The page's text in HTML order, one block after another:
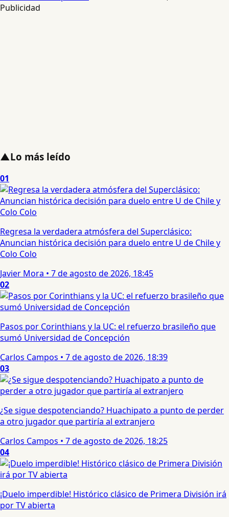
Publicidad
▲Lo más leído
01
Regresa la verdadera atmósfera del Superclásico:
Anuncian histórica decisión para duelo entre U de Chile y
Colo Colo
Javier Mora • 7 de agosto de 2026, 18:45
02
Pasos por Corinthians y la UC: el refuerzo brasileño que
sumó Universidad de Concepción
Carlos Campos • 7 de agosto de 2026, 18:39
03
¿Se sigue despotenciando? Huachipato a punto de perder
a otro jugador que partiría al extranjero
Carlos Campos • 7 de agosto de 2026, 18:25
04
¡Duelo imperdible! Histórico clásico de Primera División irá
por TV abierta